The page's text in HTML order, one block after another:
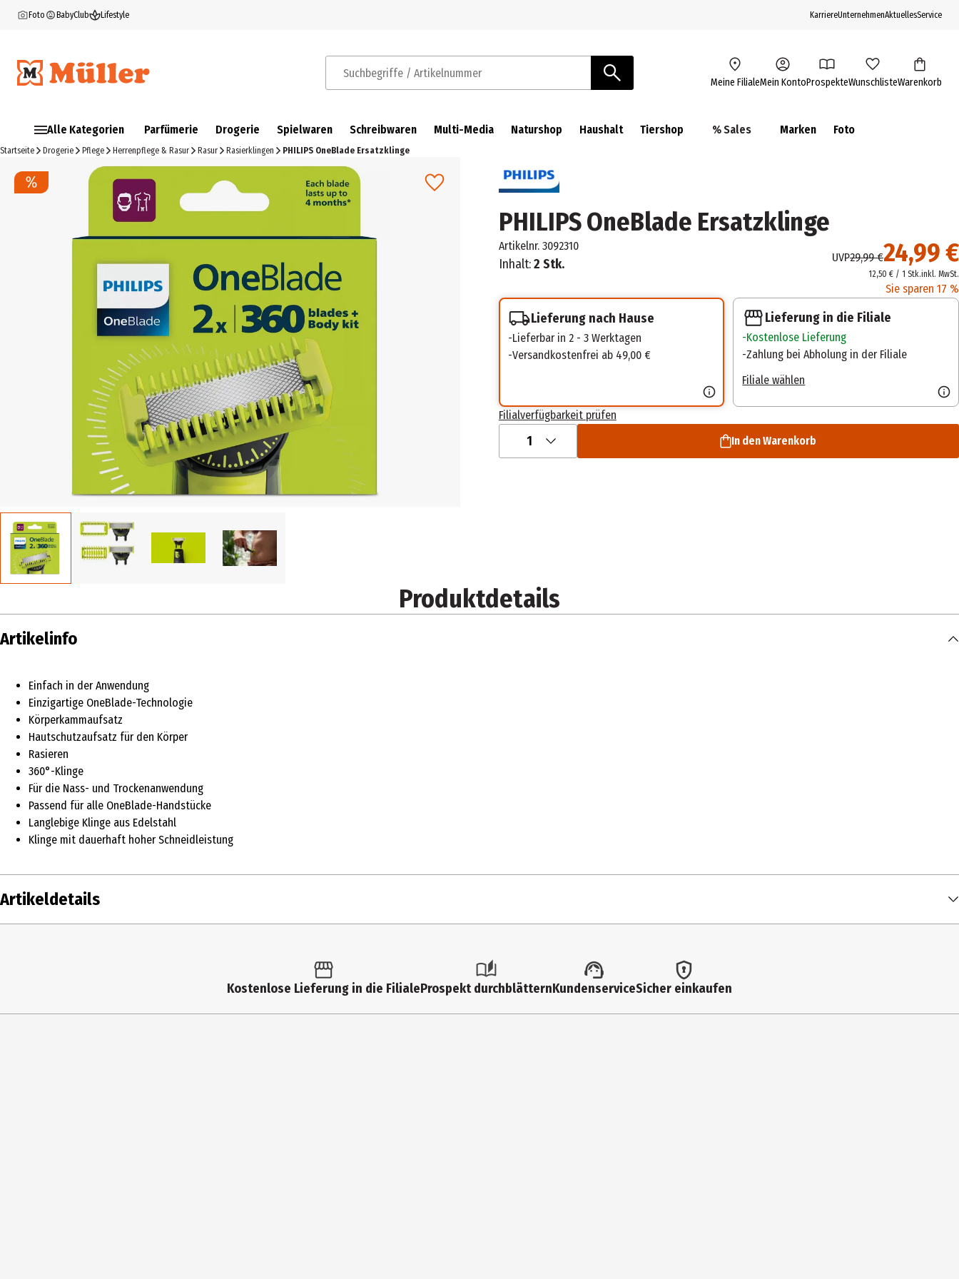
Foto BabyClub Lifestyle KarriereUnternehmenAktuellesService
Suchbegriffe / Artikelnummer Meine FilialeMein KontoProspekteWunschlisteWarenkorb
Alle Kategorien Parfümerie Drogerie Spielwaren Schreibwaren Multi-Media Naturshop Haushalt Tiershop % Sales Marken Foto
Startseite Drogerie Pflege Herrenpflege & Rasur Rasur Rasierklingen PHILIPS OneBlade Ersatzklinge
PHILIPS OneBlade Ersatzklinge
Artikelnr. 3092310
Inhalt:2 Stk. 24,99 €
UVP29,99 €
12,50 € / 1 Stk.inkl. MwSt.
Sie sparen 17 %
Lieferung nach Hause
Lieferbar in 2 - 3 Werktagen
Versandkostenfrei ab 49,00 €
Lieferung in die Filiale
Kostenlose Lieferung
Zahlung bei Abholung in der Filiale
Filiale wählen
Filialverfügbarkeit prüfen
1 In den Warenkorb
Produktdetails
Artikelinfo
Einfach in der Anwendung
Einzigartige OneBlade-Technologie
Körperkammaufsatz
Hautschutzaufsatz für den Körper
Rasieren
360°-Klinge
Für die Nass- und Trockenanwendung
Passend für alle OneBlade-Handstücke
Langlebige Klinge aus Edelstahl
Klinge mit dauerhaft hoher Schneidleistung
Artikeldetails
Kostenlose Lieferung in die FilialeProspekt durchblätternKundenserviceSicher einkaufen